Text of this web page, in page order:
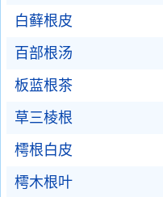
白藓根皮
百部根汤
板蓝根茶
草三棱根
樗根白皮
樗木根叶